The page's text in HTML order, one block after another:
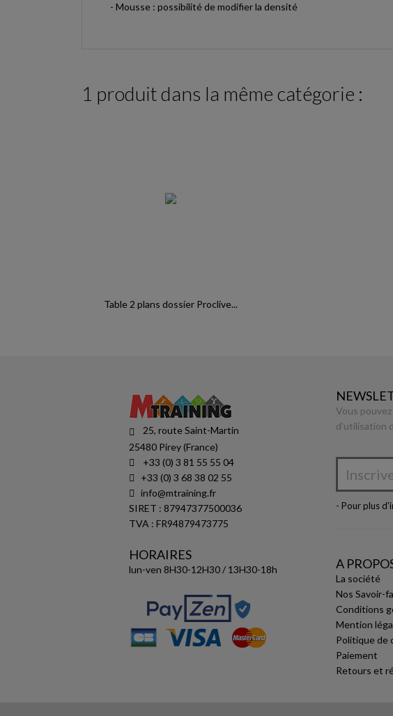
- Mousse : possibilité de modifier la densité
1 produit dans la même catégorie :
Table 2 plans dossier Proclive...
25, route Saint-Martin
25480 Pirey (France)
+33 (0) 3 81 55 55 04
+33 (0) 3 68 38 02 55
info@mtraining.fr
SIRET : 87947377500036
TVA : FR94879473775
HORAIRES
lun-ven 8H30-12H30 / 13H30-18h
Vous
d'utilisation
- Pour plus
A
La société
Nos Savoir-
Conditions
Mention
Politique de
Paiement
Retours et